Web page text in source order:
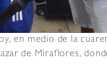
en medio de la
de Miraflores,